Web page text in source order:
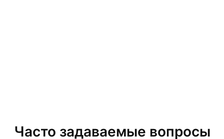
Часто задаваемые вопросы